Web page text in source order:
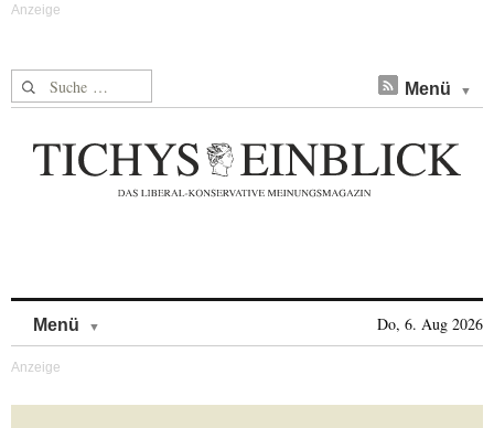
Suche nach: Menü
Menü Do, 6. Aug 2026